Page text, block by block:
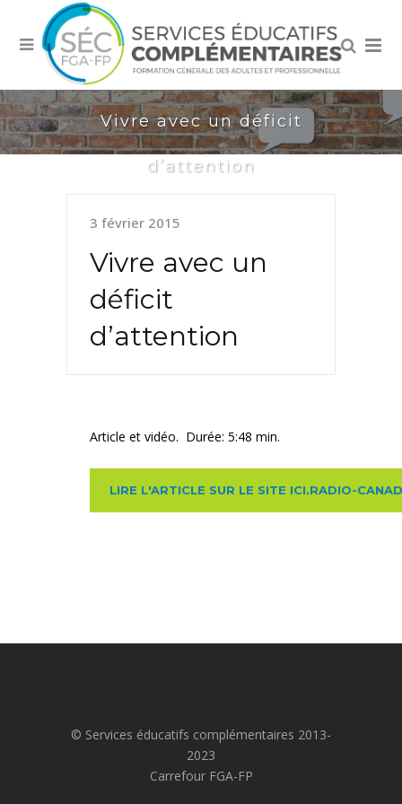
Vivre avec un déficit
d’attention
3 février 2015
Vivre avec un
déficit
d’attention
Article et vidéo. Durée: 5:48 min.
LIRE L'ARTICLE SUR LE SITE ICI.RADIO-
© Services éducatifs complémentaires 2013-
2023
Carrefour FGA-FP